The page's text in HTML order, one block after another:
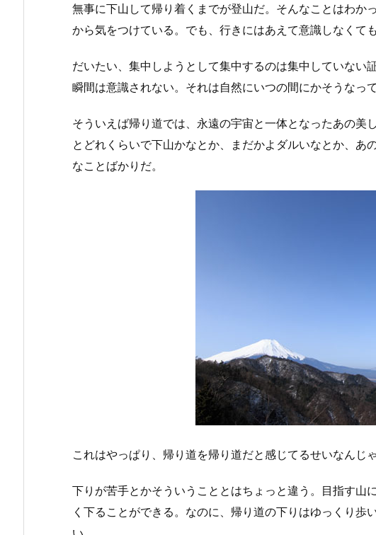
無事に下山して帰り着くまでが登山だ。そんなことはわ
から気をつけている。でも、行きにはあえて意識しなくて
だいたい、集中しようとして集中するのは集中していな
瞬間は意識されない。それは自然にいつの間にかそうなっ
そういえば帰り道では、永遠の宇宙と一体となったあの
とどれくらいで下山かなとか、まだかよダルいなとか、
なことばかりだ。
これはやっぱり、帰り道を帰り道だと感じてるせいなんじ
下りが苦手とかそういうこととはちょっと違う。目指す
く下ることができる。なのに、帰り道の下りはゆっくり